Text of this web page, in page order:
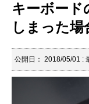
キーボード
しまった
公開日： 2018/05/01 :